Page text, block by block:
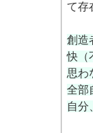
て存
創造
快（
思わ
全部
自分